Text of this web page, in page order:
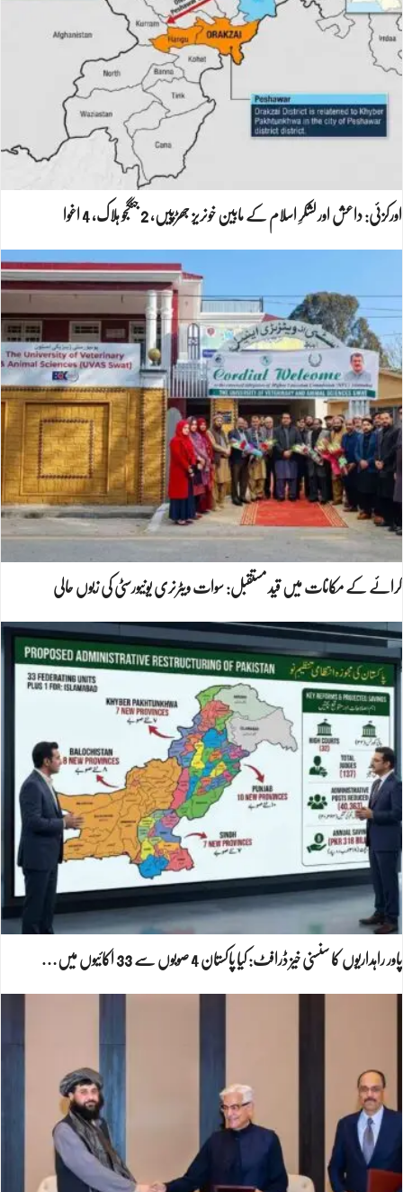
اورکزئی: داعش اور لشکرِ اسلام کے مابین خونریز جھڑپیں، 2 جنگجو ہلاک، 4 اغوا
کرائے کے مکانات میں قید مستقبل: سوات ویٹرنری یونیورسٹی کی زبوں حالی
پاور راہداریوں کا سنسنی خیز ڈرافٹ: کیا پاکستان 4 صوبوں سے 33 اکائیوں میں…